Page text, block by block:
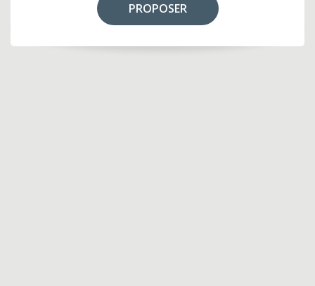
PROPOSER